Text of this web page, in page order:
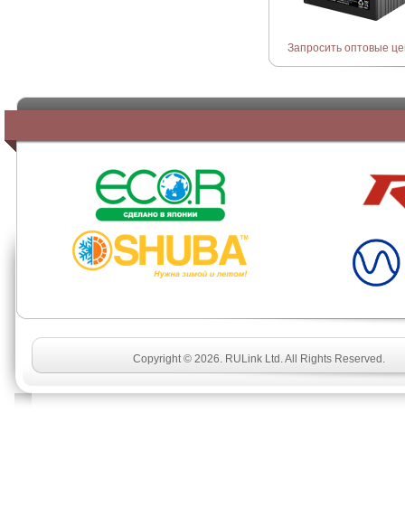
Запросить оптовые
Copyright © 2026. RULink Ltd. All Rights Reserved.